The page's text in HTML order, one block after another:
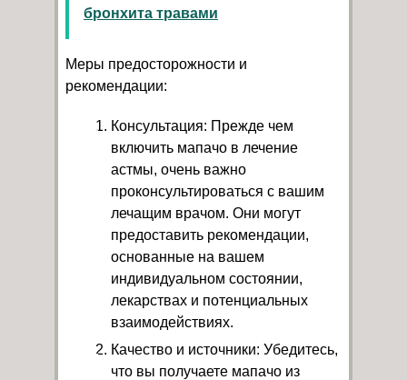
бронхита травами
Меры предосторожности и
рекомендации:
Консультация: Прежде чем
включить мапачо в лечение
астмы, очень важно
проконсультироваться с вашим
лечащим врачом. Они могут
предоставить рекомендации,
основанные на вашем
индивидуальном состоянии,
лекарствах и потенциальных
взаимодействиях.
Качество и источники: Убедитесь,
что вы получаете мапачо из